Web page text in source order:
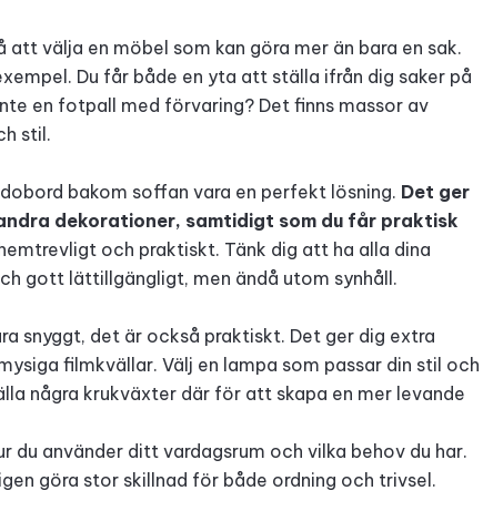
välja en möbel som kan göra mer än bara en sak.
Du får både en yta att ställa ifrån dig saker på
en fotpall med förvaring? Det finns massor av
stil.
bakom soffan vara en perfekt lösning. Det ger
dekorationer, samtidigt som du får praktisk
och praktiskt. Tänk dig att ha alla dina
gott lättillgängligt, men ändå utom synhåll.
snyggt, det är också praktiskt. Det ger dig extra
filmkvällar. Välj en lampa som passar din stil och
några krukväxter där för att skapa en mer levande
du använder ditt vardagsrum och vilka behov du har.
göra stor skillnad för både ordning och trivsel.